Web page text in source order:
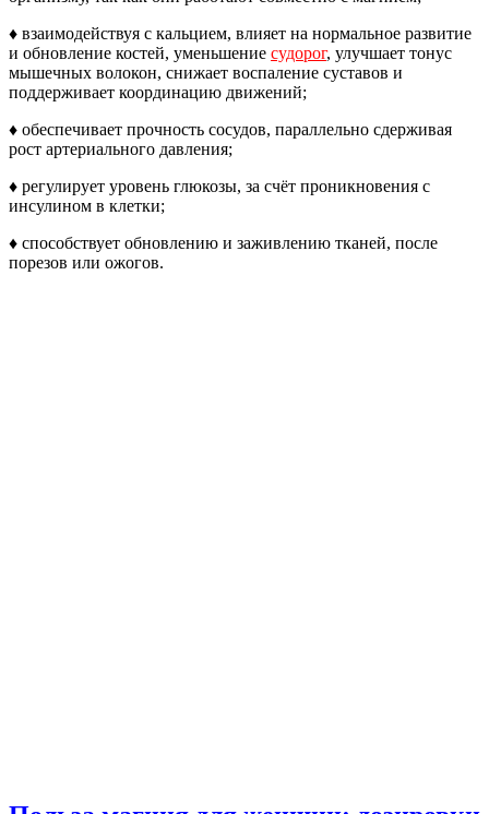
♦ взаимодействуя с кальцием, влияет на нормальное развитие
и обновление костей, уменьшение судорог, улучшает тонус
мышечных волокон, снижает воспаление суставов и
поддерживает координацию движений;
♦ обеспечивает прочность сосудов, параллельно сдерживая
рост артериального давления;
♦ регулирует уровень глюкозы, за счёт проникновения с
инсулином в клетки;
♦ способствует обновлению и заживлению тканей, после
порезов или ожогов.